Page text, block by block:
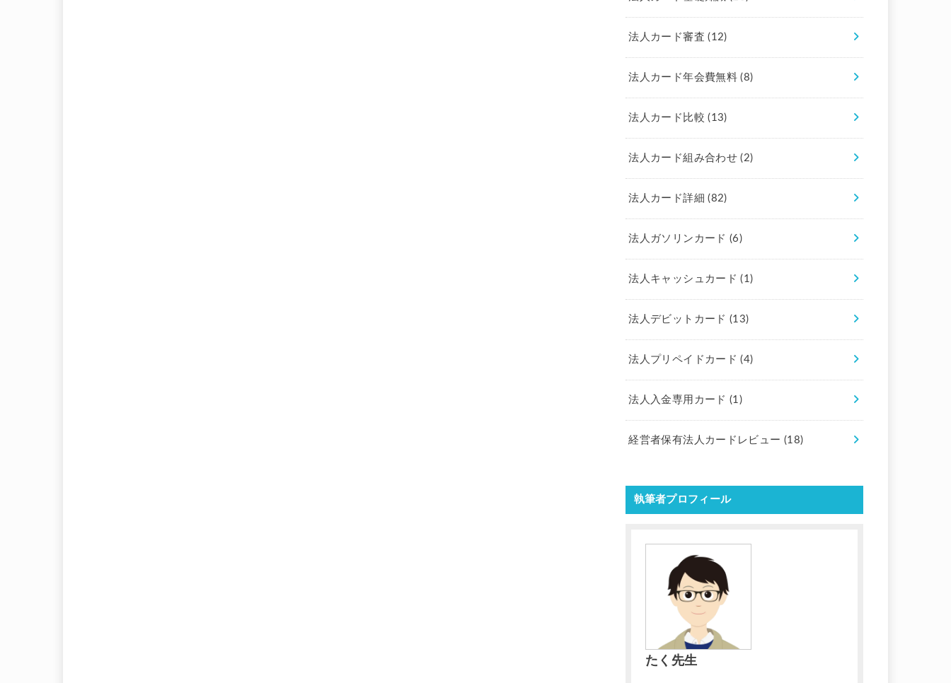
法人カード審査(12)
法人カード年会費無料(8)
法人カード比較(13)
法人カード組み合わせ(2)
法人カード詳細(82)
法人ガソリンカード (6)
法人キャッシュカード(1)
法人デビットカード (13)
法人プリペイドカード(4)
法人入金専用カード (1)
経営者保有法人カードレビュー (18)
執筆者プロフィール
たく先生